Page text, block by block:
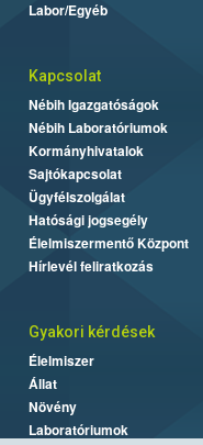
Labor/Egyéb
Kapcsolat
Nébih Igazgatóságok
Nébih Laboratóriumok
Kormányhivatalok
Sajtókapcsolat
Ügyfélszolgálat
Hatósági jogsegély
Élelmiszermentő Központ
Hírlevél feliratkozás
Gyakori kérdések
Élelmiszer
Állat
Növény
Laboratóriumok